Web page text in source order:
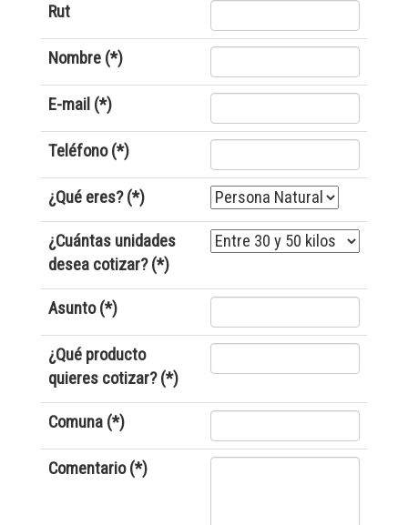
Rut
Nombre (*)
E-mail (*)
Teléfono (*)
¿Qué eres? (*)
¿Cuántas unidades
desea cotizar? (*)
Asunto (*)
¿Qué producto
quieres cotizar? (*)
Comuna (*)
Comentario (*)